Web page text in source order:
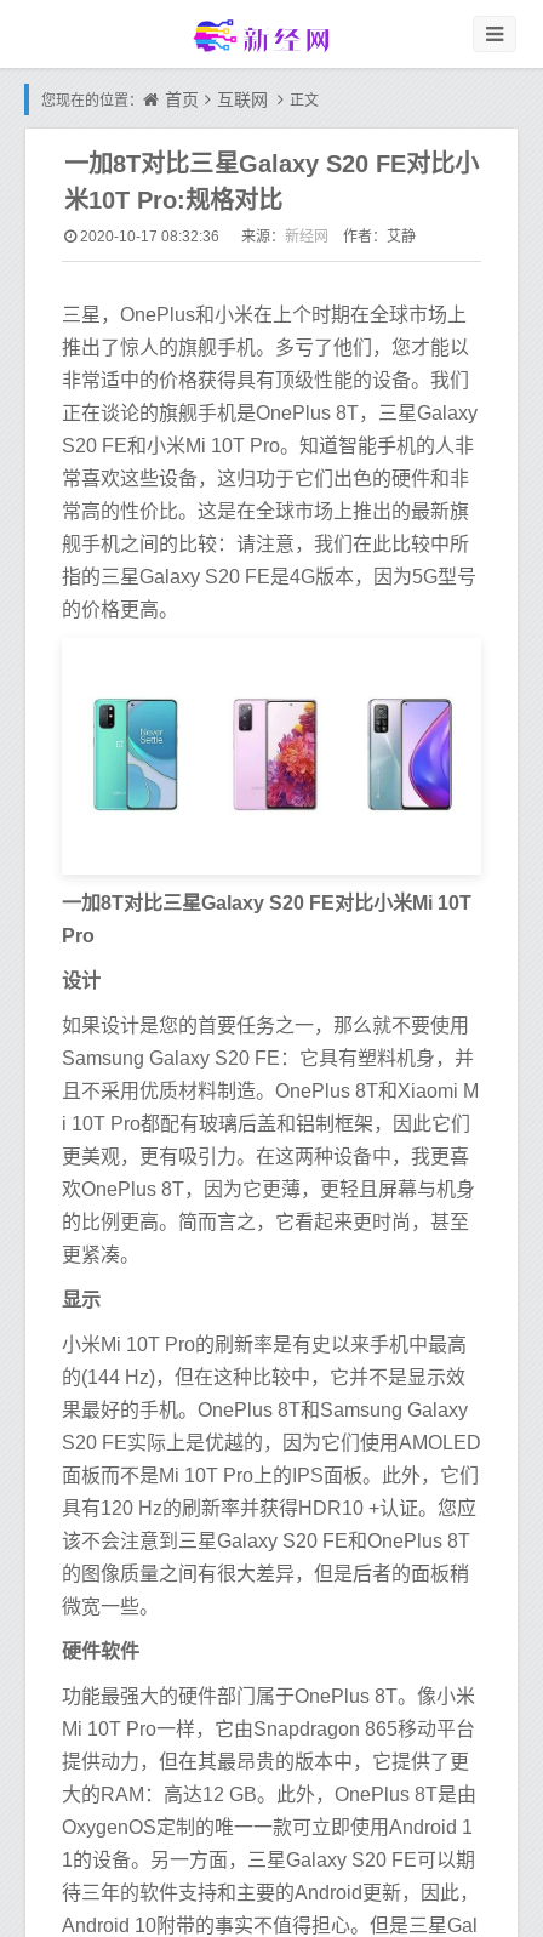
您现在的位置： 首页 互联网 正文
一加8T对比三星Galaxy S20 FE对比小
米10T Pro:规格对比
2020-10-17 08:32:36 来源： 新经网 作者：艾静
三星，OnePlus和小米在上个时期在全球市场上
推出了惊人的旗舰手机。多亏了他们，您才能以
非常适中的价格获得具有顶级性能的设备。我们
正在谈论的旗舰手机是OnePlus 8T，三星Galaxy
S20 FE和小米Mi 10T Pro。知道智能手机的人非
常喜欢这些设备，这归功于它们出色的硬件和非
常高的性价比。这是在全球市场上推出的最新旗
舰手机之间的比较：请注意，我们在此比较中所
指的三星Galaxy S20 FE是4G版本，因为5G型号
的价格更高。
一加8T对比三星Galaxy S20 FE对比小米Mi 10T
Pro
设计
如果设计是您的首要任务之一，那么就不要使用
Samsung Galaxy S20 FE：它具有塑料机身，并
且不采用优质材料制造。OnePlus 8T和Xiaomi M
i 10T Pro都配有玻璃后盖和铝制框架，因此它们
更美观，更有吸引力。在这两种设备中，我更喜
欢OnePlus 8T，因为它更薄，更轻且屏幕与机身
的比例更高。简而言之，它看起来更时尚，甚至
更紧凑。
显示
小米Mi 10T Pro的刷新率是有史以来手机中最高
的(144 Hz)，但在这种比较中，它并不是显示效
果最好的手机。OnePlus 8T和Samsung Galaxy
S20 FE实际上是优越的，因为它们使用AMOLED
面板而不是Mi 10T Pro上的IPS面板。此外，它们
具有120 Hz的刷新率并获得HDR10 +认证。您应
该不会注意到三星Galaxy S20 FE和OnePlus 8T
的图像质量之间有很大差异，但是后者的面板稍
微宽一些。
硬件软件
功能最强大的硬件部门属于OnePlus 8T。像小米
Mi 10T Pro一样，它由Snapdragon 865移动平台
提供动力，但在其最昂贵的版本中，它提供了更
大的RAM：高达12 GB。此外，OnePlus 8T是由
OxygenOS定制的唯一一款可立即使用Android 1
1的设备。另一方面，三星Galaxy S20 FE可以期
待三年的软件支持和主要的Android更新，因此，
Android 10附带的事实不值得担心。但是三星Gal